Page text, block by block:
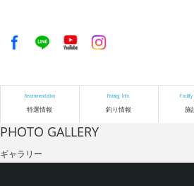
Recommendation
特選情報
Fishing Info.
釣り情報 施
PHOTO GALLERY
ギャラリー